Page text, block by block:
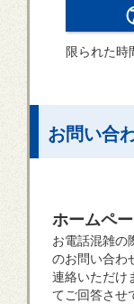
限られた時
お問い合
ホームペ
お電話混雑の
のお問い合わ
連絡いただけ
てご回答させ